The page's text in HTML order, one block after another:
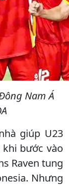
Nam Á
giúp U23
bước vào
Raven tung
Nhưng